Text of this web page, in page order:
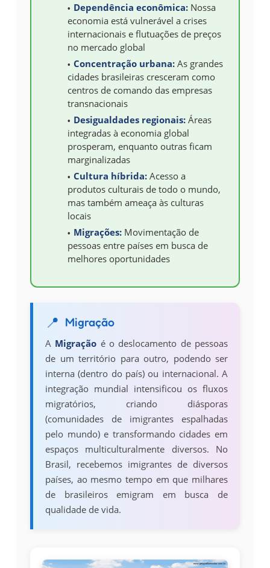
Dependência econômica: Nossa
economia está vulnerável a crises
internacionais e flutuações de preços
no mercado global
Concentração urbana: As grandes
cidades brasileiras cresceram como
centros de comando das empresas
transnacionais
Desigualdades regionais: Áreas
integradas à economia global
prosperam, enquanto outras ficam
marginalizadas
Cultura híbrida: Acesso a
produtos culturais de todo o mundo,
mas também ameaça às culturas
locais
Migrações: Movimentação de
pessoas entre países em busca de
melhores oportunidades
Migração
A Migração é o deslocamento de pessoas
de um território para outro, podendo ser
interna (dentro do país) ou internacional. A
integração mundial intensificou os fluxos
migratórios, criando diásporas
(comunidades de imigrantes espalhadas
pelo mundo) e transformando cidades em
espaços multiculturalmente diversos. No
Brasil, recebemos imigrantes de diversos
países, ao mesmo tempo em que milhares
de brasileiros emigram em busca de
qualidade de vida.